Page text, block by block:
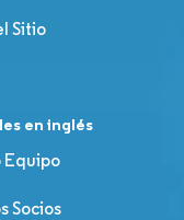
Sitio
en inglés
Equipo
Socios